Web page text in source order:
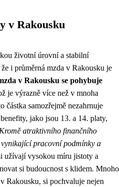
v Rakousku
životní úrovní a stabilní
i průměrná mzda v Rakousku je
v Rakousku se pohybuje
je výrazně více než v mnoha
částka samozřejmě nezahrnuje
jako jsou 13. a 14. platy,
Kromě atraktivního finančního
pracovní podmínky a
užívají vysokou míru jistoty a
si budoucnost s klidem. Mnoho
Rakousku, si pochvaluje nejen